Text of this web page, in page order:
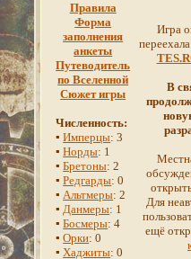
Правила
Форма
заполнения
анкеты
Путеводитель
по Вселенной
Сюжет игры
Численность:
▪Имперцы: 3
▪Норды: 1
▪Бретоны: 2
▪Редгарды: 0
▪Альтмеры: 2
▪Данмеры: 1
▪Босмеры: 4
▪Орки: 0
▪Хаджиты: 0
Игра
В
Для
ещё